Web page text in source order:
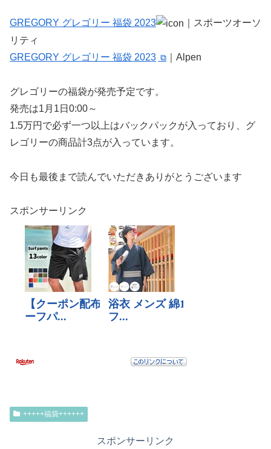
GREGORY グレゴリー 福袋 2023
｜スポーツオーソ
リティ
GREGORY グレゴリー 福袋 2023
｜Alpen
グレゴリーの福袋が発売予定です。
発売は1月1日0:00～
1.5万円で必ず一つ以上はバックパックが入っており、グ
レゴリーの商品計3点が入っています。
今日も最後まで読んでいただきありがとうございます
スポンサーリンク
+++++福袋++++++
スポンサーリンク